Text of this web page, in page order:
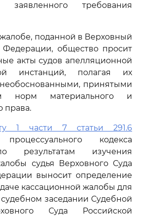
заявленного требования
поданной в Верховный
Федерации, общество просит
акты судов апелляционной
инстанций, полагая их
принятыми
норм материального и
права.
1 части 7 статьи 291.6
кодекса
результатам изучения
судья Верховного Суда
выносит определение
кассационной жалобы для
заседании Судебной
Суда Российской